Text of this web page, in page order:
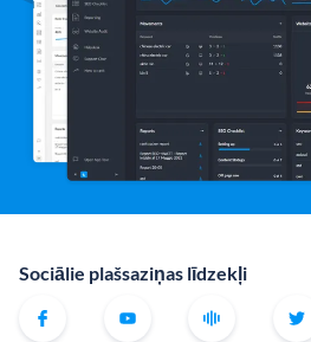
Sociālie plašsaziņas līdzekļi